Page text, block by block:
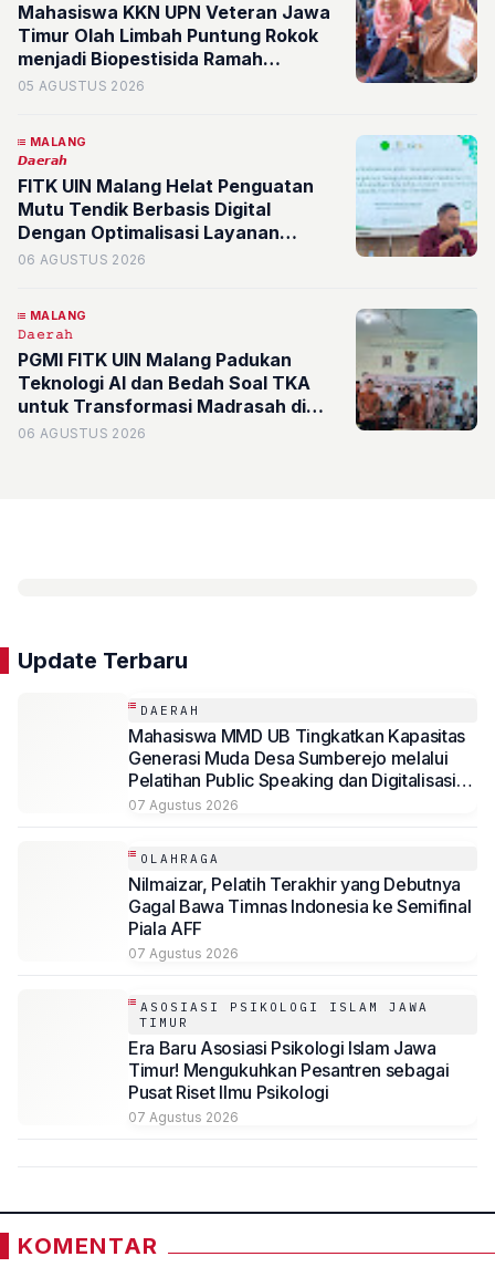
Mahasiswa KKN UPN Veteran Jawa
Timur Olah Limbah Puntung Rokok
menjadi Biopestisida Ramah
Lingkungan di Rw 08 Kelurahan
05 AGUSTUS 2026
MALANG
𝘿𝙖𝙚𝙧𝙖𝙝
FITK UIN Malang Helat Penguatan
Mutu Tendik Berbasis Digital
Dengan Optimalisasi Layanan
Administrasi
06 AGUSTUS 2026
MALANG
𝙳𝚊𝚎𝚛𝚊𝚑
PGMI FITK UIN Malang Padukan
Teknologi AI dan Bedah Soal TKA
untuk Transformasi Madrasah di
Kota Batu
06 AGUSTUS 2026
Update Terbaru
DAERAH
Mahasiswa MMD UB Tingkatkan Kapasitas
Generasi Muda Desa Sumberejo melalui
Pelatihan Public Speaking dan Digitalisasi
Potensi Desa
07 Agustus 2026
OLAHRAGA
Nilmaizar, Pelatih Terakhir yang Debutnya
Gagal Bawa Timnas Indonesia ke Semifinal
Piala AFF
07 Agustus 2026
ASOSIASI PSIKOLOGI ISLAM JAWA
TIMUR
Era Baru Asosiasi Psikologi Islam Jawa
Timur! Mengukuhkan Pesantren sebagai
Pusat Riset Ilmu Psikologi
07 Agustus 2026
KOMENTAR